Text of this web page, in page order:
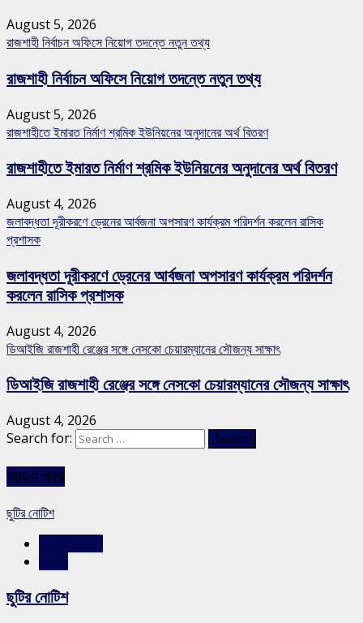
August 5, 2026
রাজশাহী নির্বাচন অফিসে নিয়োগ তদন্তে নতুন তথ্য
রাজশাহী নির্বাচন অফিসে নিয়োগ তদন্তে নতুন তথ্য
August 5, 2026
রাজশাহীতে ইমারত নির্মাণ শ্রমিক ইউনিয়নের অনুদানের অর্থ বিতরণ
রাজশাহীতে ইমারত নির্মাণ শ্রমিক ইউনিয়নের অনুদানের অর্থ বিতরণ
August 4, 2026
জলাবদ্ধতা দূরীকরণে ড্রেনের আর্বজনা অপসারণ কার্যক্রম পরিদর্শন করলেন রাসিক
প্রশাসক
জলাবদ্ধতা দূরীকরণে ড্রেনের আর্বজনা অপসারণ কার্যক্রম পরিদর্শন
করলেন রাসিক প্রশাসক
August 4, 2026
ডিআইজি রাজশাহী রেঞ্জের সঙ্গে নেসকো চেয়ারম্যানের সৌজন্য সাক্ষাৎ
ডিআইজি রাজশাহী রেঞ্জের সঙ্গে নেসকো চেয়ারম্যানের সৌজন্য সাক্ষাৎ
August 4, 2026
Search for:
আরও খবর
ছুটির নোটিশ
ছুটির নোটিশ